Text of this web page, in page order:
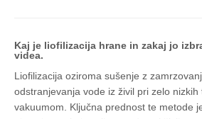
Kaj je liofilizacija hrane in zakaj jo
videa.
Liofilizacija oziroma sušenje z
odstranjevanja vode iz živil pri zelo
vakuumom. Ključna prednost te metode